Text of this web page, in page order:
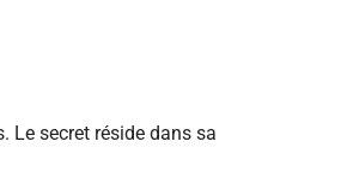
Le secret réside dans sa